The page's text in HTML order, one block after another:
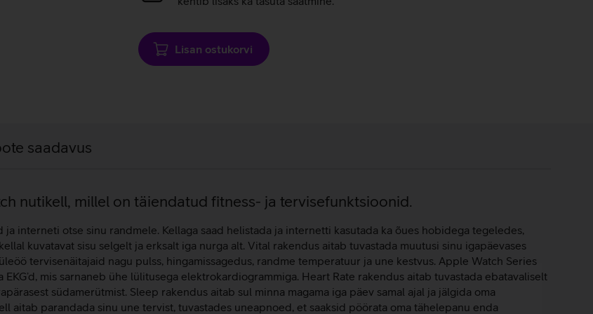
Lisan ostukorvi
saadavus
nutikell, millel on täiendatud fitness- ja tervisefunktsioonid.
interneti otse sinu randmele. Kellaga saad helistada ja internetti kasutada ka õues hobidega tegeledes,
kuvatavat sisu selgelt ja erksalt iga nurga alt. Vital rakendus aitab tuvastada muutusi sinu igapäevases
tervisenäitajaid nagu pulss, hingamissagedus, randme temperatuur ja une kestvus. Apple Watch Series
mis sarnaneb ühe lülitusega elektrokardiogrammiga. Heart Rate rakendus aitab tuvastada ebatavaliselt
südamerütmist. Sleep rakendus aitab sul minna magama iga päev samal ajal ja jälgida oma
aitab parandada sinu une tervist, tuvastades uneapnoed, et saaksid pöörata oma tähelepanu enda